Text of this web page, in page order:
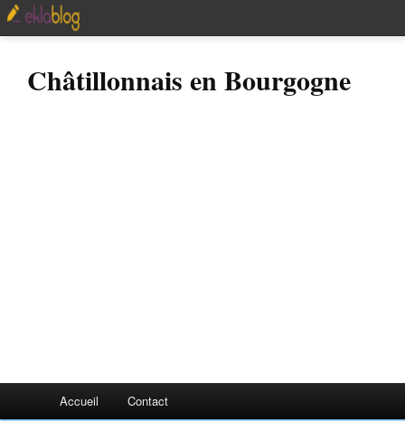
Châtillonnais en Bourgogne
Accueil Contact